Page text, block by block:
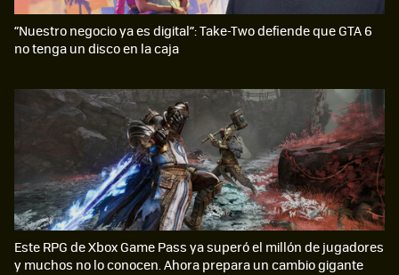
“Nuestro negocio ya es digital”: Take-Two defiende que GTA 6
no tenga un disco en la caja
Este RPG de Xbox Game Pass ya superó el millón de jugadores
y muchos no lo conocen. Ahora prepara un cambio gigante